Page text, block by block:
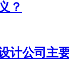
？
计公司主